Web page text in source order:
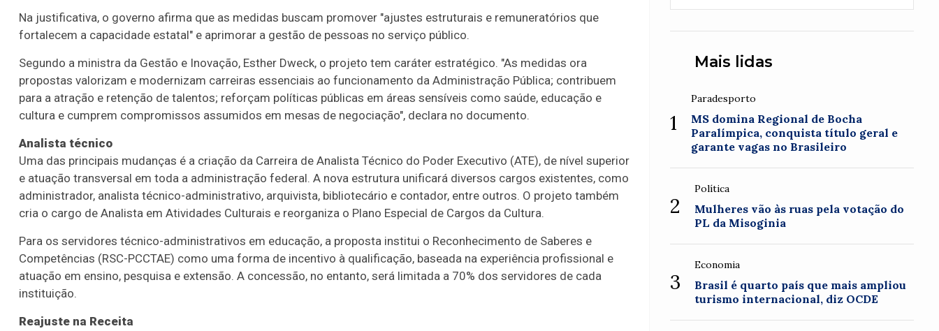
Na justificativa, o governo afirma que as medidas buscam promover "ajustes estruturais e remuneratórios que
fortalecem a capacidade estatal" e aprimorar a gestão de pessoas no serviço público.
Segundo a ministra da Gestão e Inovação, Esther Dweck, o projeto tem caráter estratégico. "As medidas ora
propostas valorizam e modernizam carreiras essenciais ao funcionamento da Administração Pública; contribuem
para a atração e retenção de talentos; reforçam políticas públicas em áreas sensíveis como saúde, educação e
cultura e cumprem compromissos assumidos em mesas de negociação", declara no documento.
Analista técnico
Uma das principais mudanças é a criação da Carreira de Analista Técnico do Poder Executivo (ATE), de nível superior
e atuação transversal em toda a administração federal. A nova estrutura unificará diversos cargos existentes, como
administrador, analista técnico-administrativo, arquivista, bibliotecário e contador, entre outros. O projeto também
cria o cargo de Analista em Atividades Culturais e reorganiza o Plano Especial de Cargos da Cultura.
Para os servidores técnico-administrativos em educação, a proposta institui o Reconhecimento de Saberes e
Competências (RSC-PCCTAE) como uma forma de incentivo à qualificação, baseada na experiência profissional e
atuação em ensino, pesquisa e extensão. A concessão, no entanto, será limitada a 70% dos servidores de cada
instituição.
Reajuste na Receita
Mais lidas
1
Paradesporto
MS domina Regional de Bocha
Paralímpica, conquista título geral e
garante vagas no Brasileiro
2
Política
Mulheres vão às ruas pela votação do
PL da Misoginia
3
Economia
Brasil é quarto país que mais ampliou
turismo internacional, diz OCDE